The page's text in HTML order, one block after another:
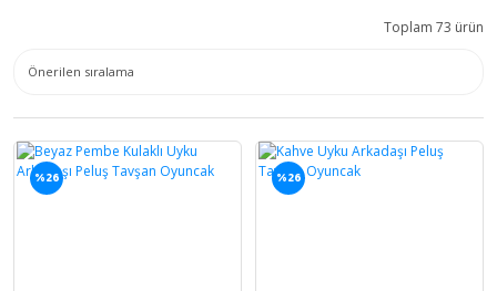
Toplam 73 ürün
%26 %26